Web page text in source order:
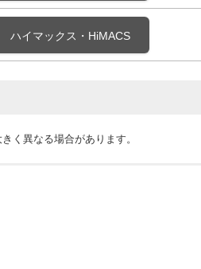
ハイマックス・HiMACS
く異なる場合があります。